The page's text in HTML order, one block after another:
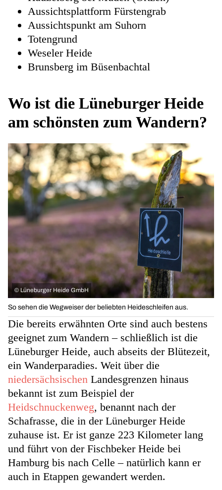
Aussichtsplattform Fürstengrab
Aussichtspunkt am Suhorn
Totengrund
Weseler Heide
Brunsberg im Büsenbachtal
Wo ist die Lüneburger Heide
am schönsten zum Wandern?
© Lüneburger Heide GmbH
So sehen die Wegweiser der beliebten Heideschleifen aus.
Die bereits erwähnten Orte sind auch bestens
geeignet zum Wandern – schließlich ist die
Lüneburger Heide, auch abseits der Blütezeit,
ein Wanderparadies. Weit über die
niedersächsischen Landesgrenzen hinaus
bekannt ist zum Beispiel der
Heidschnuckenweg, benannt nach der
Schafrasse, die in der Lüneburger Heide
zuhause ist. Er ist ganze 223 Kilometer lang
und führt von der Fischbeker Heide bei
Hamburg bis nach Celle – natürlich kann er
auch in Etappen gewandert werden.